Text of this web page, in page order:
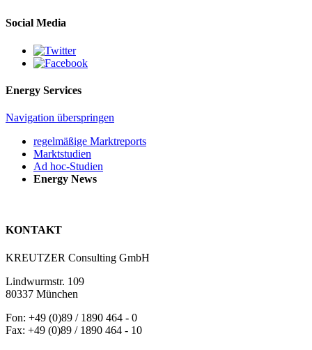
Social Media
Energy Services
Navigation überspringen
regelmäßige Marktreports
Marktstudien
Ad hoc-Studien
Energy News
KONTAKT
KREUTZER Consulting GmbH
Lindwurmstr. 109
80337 München
Fon: +49 (0)89 / 1890 464 - 0
Fax: +49 (0)89 / 1890 464 - 10